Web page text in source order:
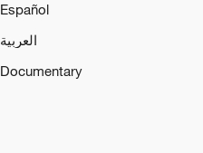
Español
العربية
Documentary